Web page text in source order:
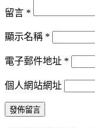
留言 *
顯示名稱 *
電子郵件地址 *
個人網站網址